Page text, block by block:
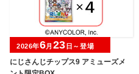
にじさんじチップス9 アミューズメ
2026年6月 23 日～登場